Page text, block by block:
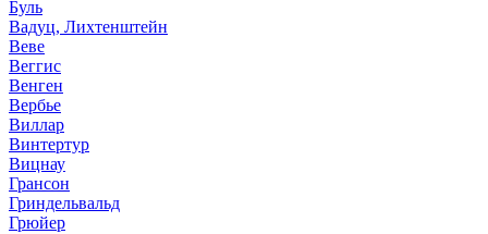
Буль
Вадуц, Лихтенштейн
Веве
Веггис
Венген
Вербье
Виллар
Винтертур
Вицнау
Грансон
Гриндельвальд
Грюйер